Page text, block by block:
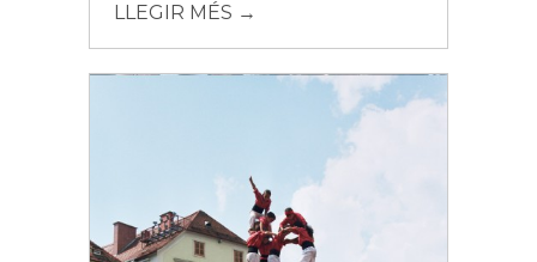
LLEGIR MÉS →